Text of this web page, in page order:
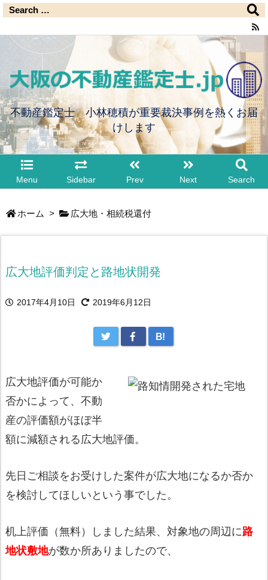
不動産鑑定士 小林穂積が重要裁決事例を熱くお届
けします
Menu Sidebar Prev Next Search
ホーム > 広大地・相続税還付
広大地評価判定と路地状開発
2017年4月10日 2019年6月12日
B!
広大地評価が可能か
否かによって、不動
産の評価額がほぼ半
額に減額される広大地評価。
先日ご相談をお受けした案件が広大地になるか否か
を検討してほしいという事でした。
机上評価（無料）しました結果、対象地の周辺に路
地状敷地が数か所ありましたので、